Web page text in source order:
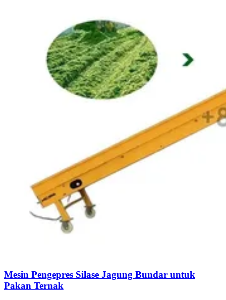
Mesin Pengepres Silase Jagung Bundar untuk
Pakan Ternak